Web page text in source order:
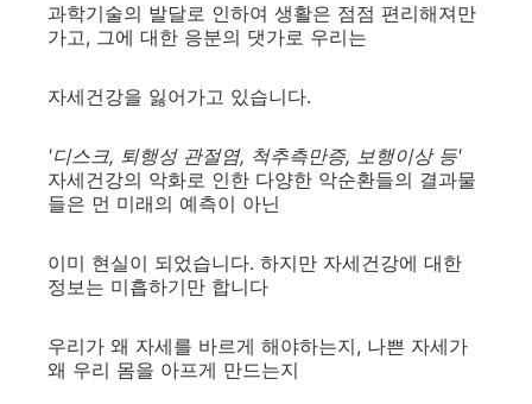
과학기술의 발달로 인하여 생활은 점점 편리해져만
가고, 그에 대한 응분의 댓가로 우리는
자세건강을 잃어가고 있습니다.
'디스크, 퇴행성 관절염, 척추측만증, 보행이상 등'
자세건강의 악화로 인한 다양한 악순환들의 결과물
들은 먼 미래의 예측이 아닌
이미 현실이 되었습니다. 하지만 자세건강에 대한
정보는 미흡하기만 합니다
우리가 왜 자세를 바르게 해야하는지, 나쁜 자세가
왜 우리 몸을 아프게 만드는지